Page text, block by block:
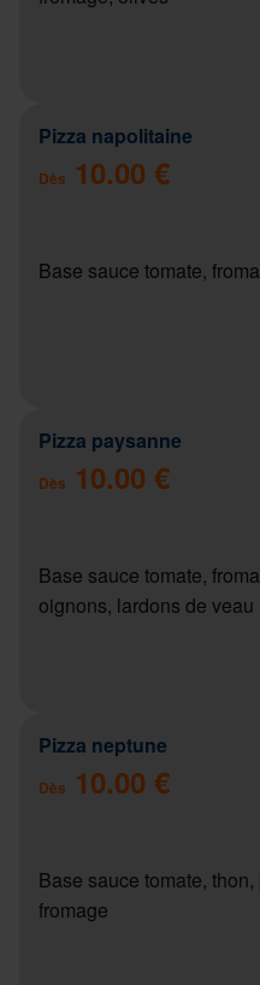
Pizza napolitaine
Dès 10.00 €
Base sauce tomate,
Pizza paysanne
Dès 10.00 €
Base sauce tomate,
oignons, lardons de veau
Pizza neptune
Dès 10.00 €
Base sauce tomate,
fromage